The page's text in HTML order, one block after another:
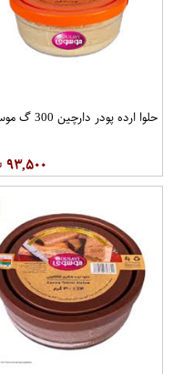
حلوا ارده پودر دارچین 300 گ موسوي
۹۳,۵۰۰